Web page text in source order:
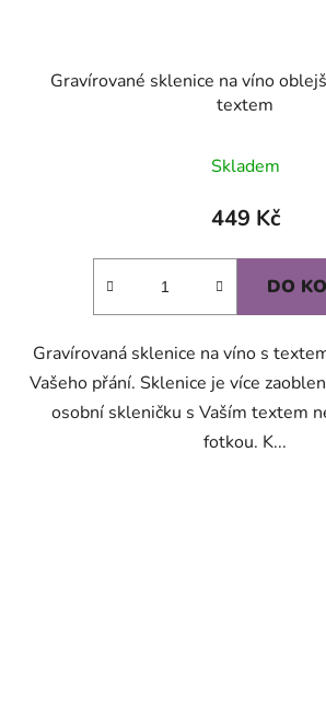
Gravírované sklenice na víno
textem
Skladem
449 Kč
DO
Gravírovaná sklenice na víno s
Vašeho přání. Sklenice je více
osobní skleničku s Vaším textem
fotkou. K...